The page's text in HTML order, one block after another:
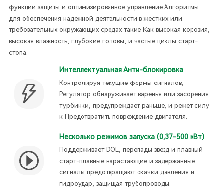
функции защиты и оптимизированное управление Алгоритмы
для обеспечения надежной деятельности в жестких или
требовательных окружающих средах такие Как высокая корозия,
высокая влажность, глубокие головы, и частые циклы старт-
стопа.
Интеллектуальная Анти-блокировка
Контролируя текущие формы сигналов,
Регулятор обнаруживает варенья или засорения
турбинки, предупреждает раньше, и режет силу
к Предотвратить повреждение двигателя.
Несколько режимов запуска (0,37-500 кВт)
Поддерживает DOL, перепады звезд и плавный
старт-плавные нарастающие и задержанные
сигналы предотвращают скачки давления и
гидроудар, защищая трубопроводы.